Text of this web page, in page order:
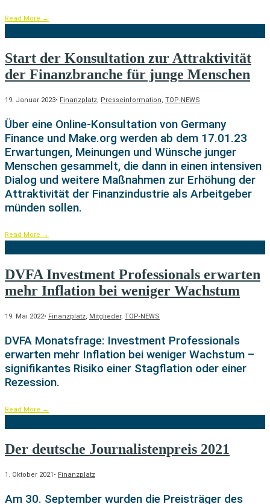
Read More →
Start der Konsultation zur Attraktivität
der Finanzbranche für junge Menschen
19. Januar 2023• Finanzplatz, Presseinformation, TOP-NEWS
Über eine Online-Konsultation von Germany
Finance und Make.org werden ab dem 17.01.23
Erwartungen, Meinungen und Wünsche junger
Menschen gesammelt, die dann in einen intensiven
Dialog und weitere Maßnahmen zur Erhöhung der
Attraktivität der Finanzindustrie als Arbeitgeber
münden sollen.
Read More →
DVFA Investment Professionals erwarten
mehr Inflation bei weniger Wachstum
19. Mai 2022• Finanzplatz, Mitglieder, TOP-NEWS
DVFA Monatsfrage: Investment Professionals
erwarten mehr Inflation bei weniger Wachstum –
signifikantes Risiko einer Stagflation oder einer
Rezession.
Read More →
Der deutsche Journalistenpreis 2021
1. Oktober 2021 • Finanzplatz
Am 30. September wurden die Preisträger des